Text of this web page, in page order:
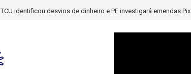
TCU identificou desvios de dinheiro e PF investigará emendas Pix